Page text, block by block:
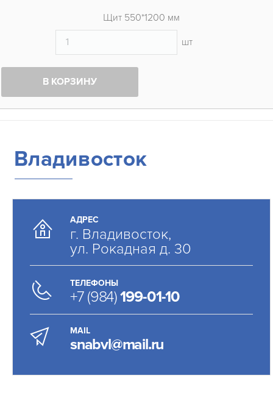
Щит 550*1200 мм
шт
В КОРЗИНУ
Владивосток
АДРЕС
г. Владивосток,
ул. Рокадная д. 30
ТЕЛЕФОНЫ
+7 (984)199-01-10
MAIL
snabvl@mail.ru